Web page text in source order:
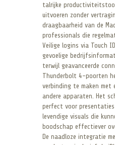
talrijke
uitvoeren zonder
draagbaarheid van de
professionals die
Veilige logins via Touch
gevoelige
terwijl geavanceerde
Thunderbolt 4-poorten
verbinding te maken met
andere apparaten. Het
perfect voor
levendige visuals die
boodschap effectiever
De naadloze integratie